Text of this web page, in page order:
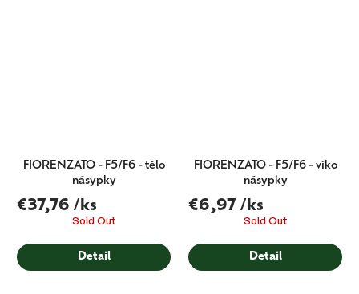
FIORENZATO - F5/F6 - tělo
násypky
€37,76 /ks
Sold Out
Detail
FIORENZATO - F5/F6 - víko
násypky
€6,97 /ks
Sold Out
Detail